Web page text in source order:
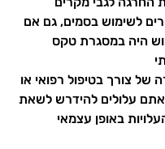
לשימוש בסמים, גם אם
היה במסגרת טקס
של צורך בטיפול רפואי או
אתם עלולים להידרש לשאת
באופן עצמאי